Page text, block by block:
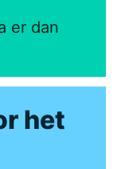
er dan
het